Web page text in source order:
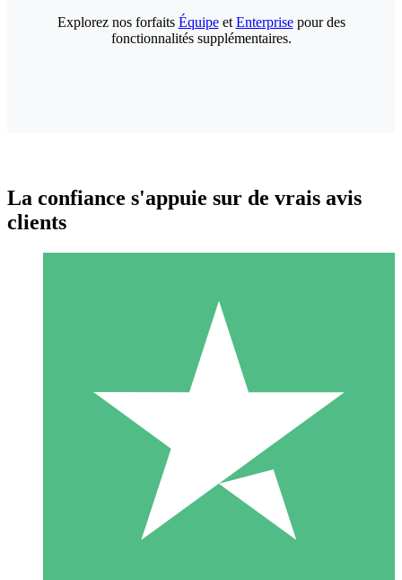
Packs de Crédits Individuels
Payez à l'utilisation avec des crédits de téléchargement. Sans
1 Téléchargement
10 00
Explorez nos forfaits Équipeet Enterprisepour des
fonctionnalités supplémentaires.
La confiance s'appuie sur de vrais avis
clients